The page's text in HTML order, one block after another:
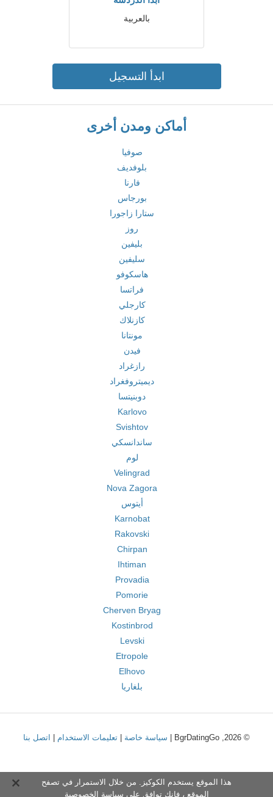
بالعربية
ابدأ التسجيل
أماكن ومدن أخرى
صوفيا
بلوفديف
فارنا
بورجاس
ستارا زاجورا
روز
بليفين
سليفين
هاسكوفو
فراتسا
كارجلي
كازنلاك
مونتانا
فيدن
رازغراد
ديميتروفغراد
دوبنيتسا
Karlovo
Svishtov
ساندانسكي
لوم
Velingrad
Nova Zagora
أيتوس
Karnobat
Rakovski
Chirpan
Ihtiman
Provadia
Pomorie
Cherven Bryag
Kostinbrod
Levski
Etropole
Elhovo
بلغاريا
© 2026, BgrDatingGo | سياسة خاصة تعليمات الاستخدام اتصل بنا
هذا الموقع يستخدم الكوكيز. من خلال الاستمرار في تصفح
الموقع ، فإنك توافق على سياسة الخصوصية